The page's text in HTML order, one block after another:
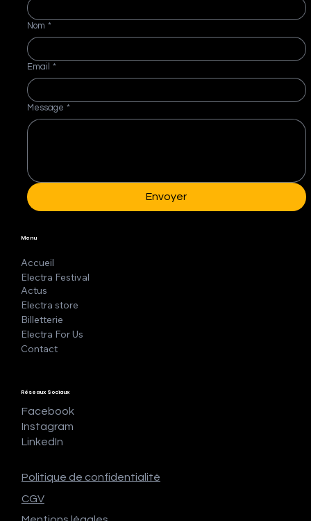
Nom *
Email *
Message *
Envoyer
Menu
Accueil
Electra Festival
Actus
Electra store
Billetterie
Electra For Us
Contact
Réseaux Sociaux
Facebook
Instagram
LinkedIn
Politique de confidentialité
CGV